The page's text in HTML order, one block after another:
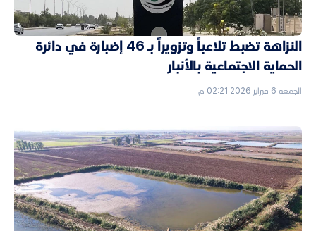
النزاهة تضبط تلاعباً وتزويراً بـ 46 إضبارة في دائرة
الحماية الاجتماعية بالأنبار
الجمعة 6 فبراير 2026 02:21 م